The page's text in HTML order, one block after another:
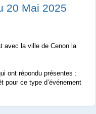
20 Mai 2025
avec la ville de Cenon la
ont répondu présentes :
pour ce type d’événement